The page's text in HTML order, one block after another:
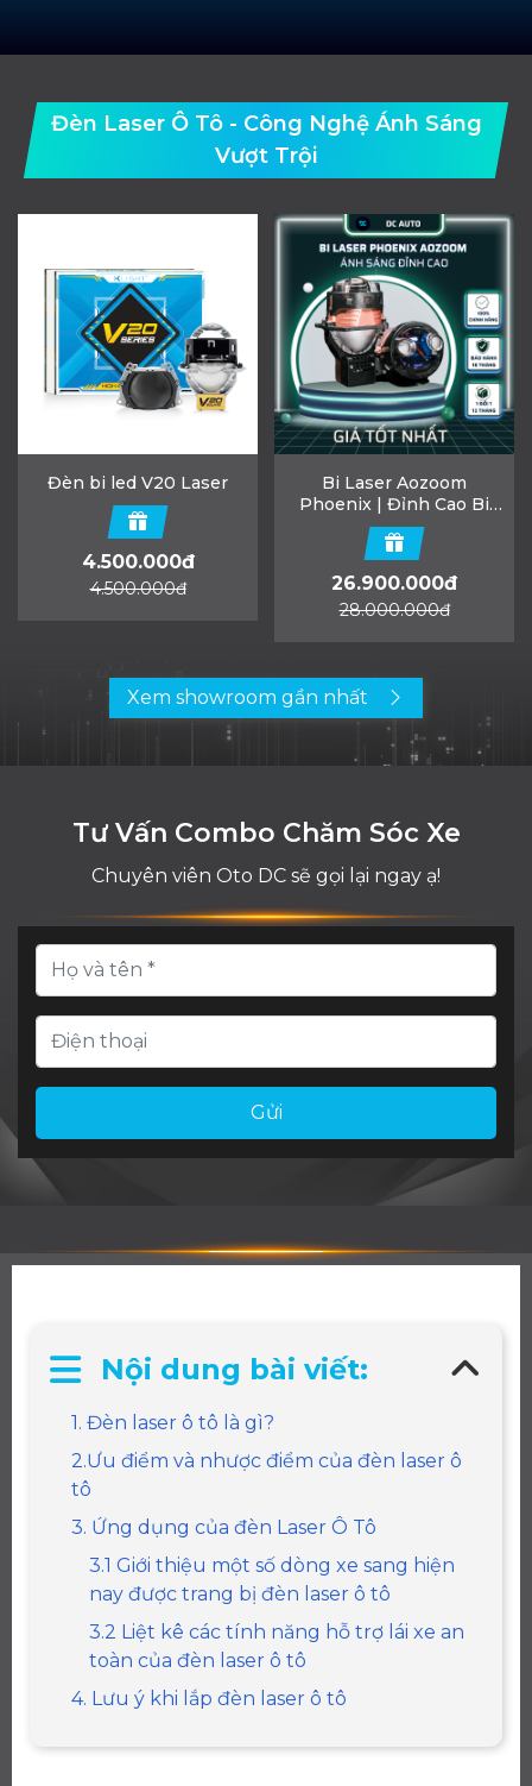
Đèn Laser Ô Tô - Công Nghệ Ánh Sáng
Vượt Trội
Đèn bi led V20 Laser
4.500.000đ
4.500.000đ
Bi Laser Aozoom
Phoenix | Đỉnh Cao Bi
Laser Siêu Cấp
26.900.000đ
28.000.000đ
Xem showroom gần nhất
Tư Vấn Combo Chăm Sóc Xe
Chuyên viên Oto DC sẽ gọi lại ngay ạ!
Gửi
Nội dung bài viết:
1. Đèn laser ô tô là gì?
2.Ưu điểm và nhược điểm của đèn laser ô
tô
3. Ứng dụng của đèn Laser Ô Tô
3.1 Giới thiệu một số dòng xe sang hiện
nay được trang bị đèn laser ô tô
3.2 Liệt kê các tính năng hỗ trợ lái xe an
toàn của đèn laser ô tô
4. Lưu ý khi lắp đèn laser ô tô